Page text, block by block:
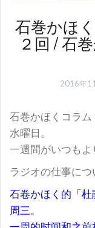
石巻かほ
２回 / 石
2016年
石巻かほくコラ
水曜日。
一週間がいつもよ
ラジオの仕事につ
石卷かほく的「
周三。